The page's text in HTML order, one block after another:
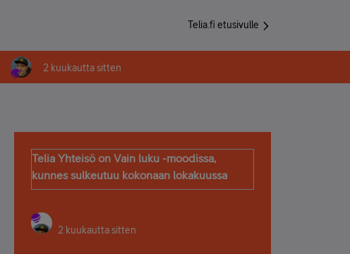
Telia.fi etusivulle
2 kuukautta sitten
Telia Yhteisö on Vain luku -moodissa,
kunnes sulkeutuu kokonaan lokakuussa
2 kuukautta sitten